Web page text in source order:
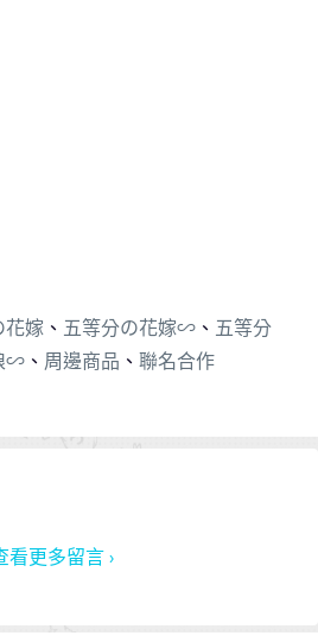
花嫁 、 五等分の花嫁∽、 五等分
∽ 、 周邊商品 、 聯名合作
看更多留言 ›